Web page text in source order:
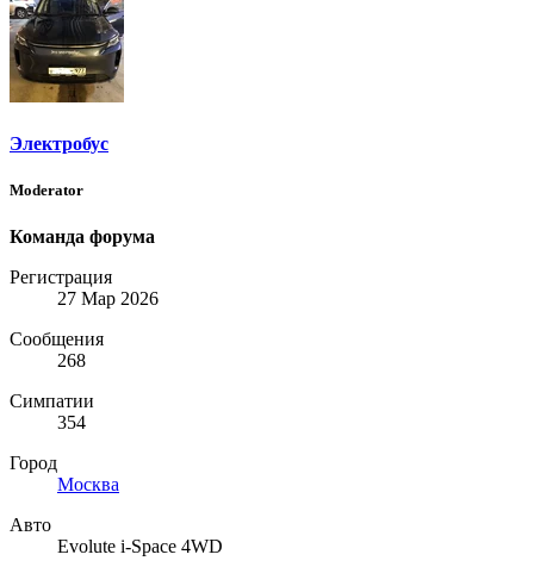
Электробус
Moderator
Команда форума
Регистрация
27 Мар 2026
Сообщения
268
Симпатии
354
Город
Москва
Авто
Evolute i-Space 4WD